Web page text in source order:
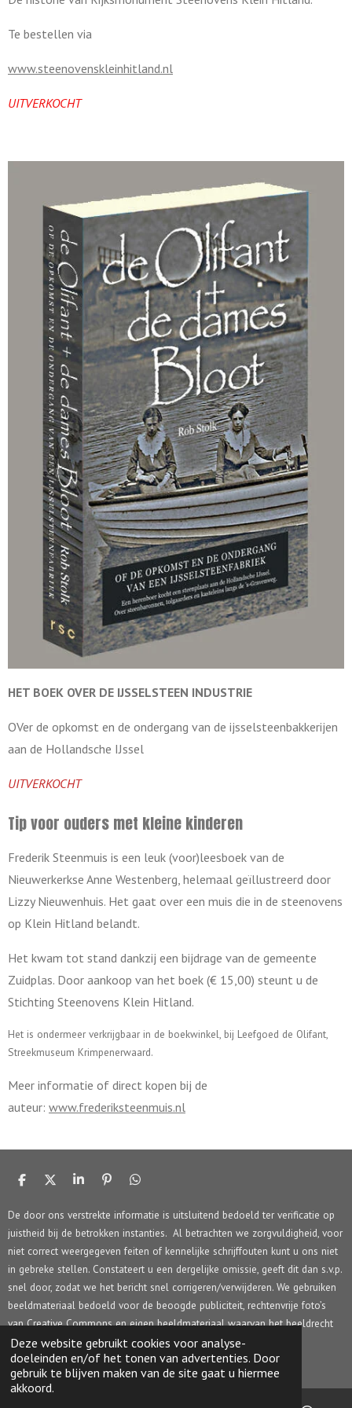
Deze website gebruikt cookies voor analyse-
doeleinden en/of het tonen van advertenties. Door
gebruik te blijven maken van de site gaat u hiermee
akkoord.
Te bestellen via
www.steenovenskleinhitland.nl
UITVERKOCHT
HET BOEK OVER DE IJSSELSTEEN INDUSTRIE
OVer de opkomst en de ondergang van de ijsselsteenbakkerijen
aan de Hollandsche IJssel
UITVERKOCHT
Tip voor ouders met kleine kinderen
Frederik Steenmuis is een leuk (voor)leesboek van de
Nieuwerkerkse Anne Westenberg, helemaal geïllustreerd door
Lizzy Nieuwenhuis. Het gaat over een muis die in de steenovens
op Klein Hitland belandt.
Het kwam tot stand dankzij een bijdrage van de gemeente
Zuidplas. Door aankoop van het boek (€ 15,00) steunt u de
Stichting Steenovens Klein Hitland.
Het is ondermeer verkrijgbaar in de boekwinkel, bij Leefgoed de Olifant,
Streekmuseum Krimpenerwaard.
Meer informatie of direct kopen bij de
auteur: www.frederiksteenmuis.nl
D
e
n
D
l
S
r
e
P
n
e
n
D
e
n
De door ons verstrekte informatie is uitsluitend bedoeld ter verificatie op
juistheid bij de betrokken instanties. Al betrachten we zorgvuldigheid, voor
niet correct weergegeven feiten of kennelijke schrijffouten kunt u ons niet
in gebreke stellen. Constateert u een dergelijke omissie, geeft dit dan s.v.p.
snel door, zodat we het bericht snel corrigeren/verwijderen. We gebruiken
beeldmateriaal bedoeld voor de beoogde publiciteit, rechtenvrije foto’s
van Creative Commons en eigen beeldmateriaal waarvan het beeldrecht
berust bij Rob Stolk Concepts.
© 2017 - 2026 HIJM.info